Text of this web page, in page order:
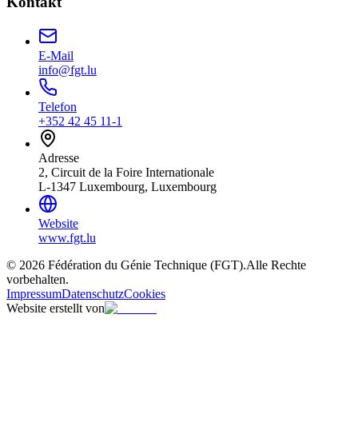
E-Mail
info@fgt.lu
Telefon
+352 42 45 11-1
Adresse
2, Circuit de la Foire Internationale
L-1347 Luxembourg, Luxembourg
Website
www.fgt.lu
© 2026 Fédération du Génie Technique (FGT).Alle Rechte
vorbehalten.
ImpressumDatenschutzCookies
Website erstellt von